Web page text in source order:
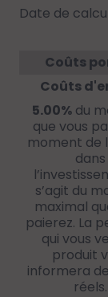
Date de
Coûts
Coûts
5.00%du
que vous
moment de
dans
s’agit du
maximal
paierez. La
qui vous
produit
informera
réels.